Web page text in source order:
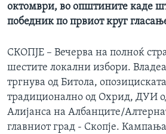
октомври, во општините каде
победник по првиот круг
СКОПЈЕ – Вечерва на полноќ
шестите локални избори.
тргнува од Битола,
традиционално од Охрид, ДУИ
Алијанса на Албанците/
главниот град - Скопје.